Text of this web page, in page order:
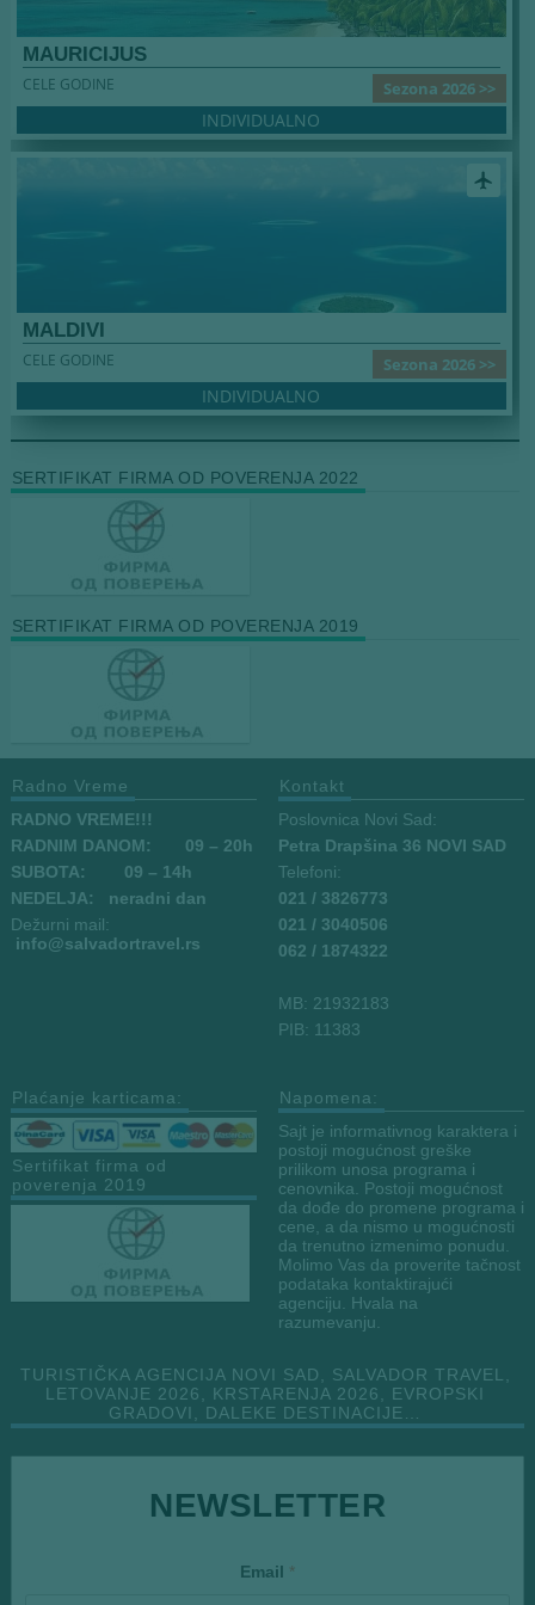
MAURICIJUS
Sezona 2026 >>
CELE GODINE
INDIVIDUALNO
airplanemode_active
MALDIVI
Sezona 2026 >>
CELE GODINE
INDIVIDUALNO
SERTIFIKAT FIRMA OD POVERENJA 2022
SERTIFIKAT FIRMA OD POVERENJA 2019
Radno Vreme
RADNO VREME!!!
RADNIM DANOM:
09 – 20h
SUBOTA: 09 – 14h
NEDELJA: neradni dan
Dežurni mail:
info@salvadortravel.rs
Kontakt
Poslovnica Novi Sad:
Petra Drapšina 36 NOVI SAD
Telefoni:
021 / 3826773
021 / 3040506
062 / 1874322
MB: 21932183
PIB: 11383
Plaćanje karticama:
Sertifikat firma od
poverenja 2019
Napomena:
Sajt je informativnog karaktera i
postoji mogućnost greške
prilikom unosa programa i
cenovnika. Postoji mogućnost
da dođe do promene programa i
cene, a da nismo u mogućnosti
da trenutno izmenimo ponudu.
Molimo Vas da proverite tačnost
podataka kontaktirajući
agenciju. Hvala na
razumevanju.
TURISTIČKA AGENCIJA NOVI SAD, SALVADOR TRAVEL,
LETOVANJE 2026, KRSTARENJA 2026, EVROPSKI
GRADOVI, DALEKE DESTINACIJE…
E
m
l
NEWSLETTER
Email *